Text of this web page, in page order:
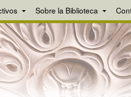
Sobre la Biblioteca